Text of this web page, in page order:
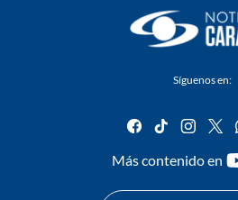
Síguenos en:
facebook
tiktok
Más contenido en